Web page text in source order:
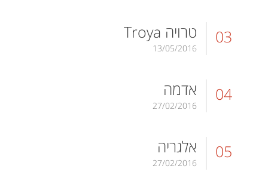
03 טרויה Troya
13/05/2016
04 אדמה
27/02/2016
05 אלגריה
27/02/2016